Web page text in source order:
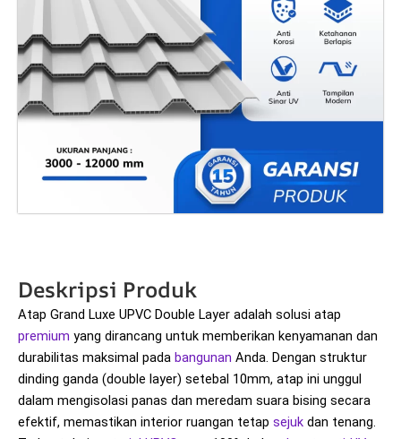
Deskripsi Produk
Atap Grand Luxe UPVC Double Layer adalah solusi atap
premium yang dirancang untuk memberikan kenyamanan dan
durabilitas maksimal pada bangunan Anda. Dengan struktur
dinding ganda (double layer) setebal 10mm, atap ini unggul
dalam mengisolasi panas dan meredam suara bising secara
efektif, memastikan interior ruangan tetap sejuk dan tenang.